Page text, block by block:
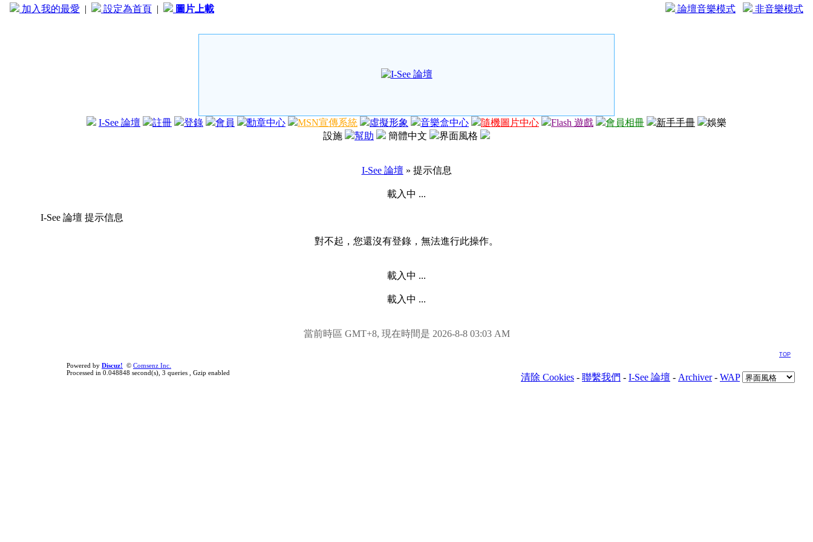
加入我的最愛 | 設定為首頁 | 圖片上載 論壇音樂模式 非音樂模式
I-See 論壇 註冊 登錄 會員 勳章中心 MSN宣傳系統 虛擬形象 音樂盒中心 隨機圖片中心 Flash 遊戲 會員相冊 新手手冊
娛樂
設施
幫助 簡體中文 界面風格
I-See 論壇 » 提示信息
載入中 ...
I-See 論壇 提示信息
對不起，您還沒有登錄，無法進行此操作。
載入中 ...
載入中 ...
當前時區 GMT+8, 現在時間是 2026-8-8 03:03 AM
Powered by Discuz! © Comsenz Inc.
Processed in 0.048848 second(s), 3 queries , Gzip enabled
TOP
清除 Cookies - 聯繫我們 - I-See 論壇 - Archiver- WAP